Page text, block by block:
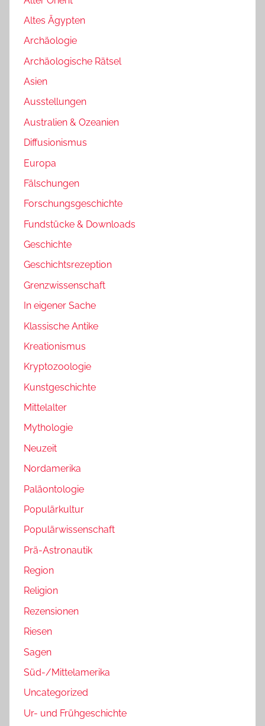
Altes Ägypten
Archäologie
Archäologische Rätsel
Asien
Ausstellungen
Australien & Ozeanien
Diffusionismus
Europa
Fälschungen
Forschungsgeschichte
Fundstücke & Downloads
Geschichte
Geschichtsrezeption
Grenzwissenschaft
In eigener Sache
Klassische Antike
Kreationismus
Kryptozoologie
Kunstgeschichte
Mittelalter
Mythologie
Neuzeit
Nordamerika
Paläontologie
Populärkultur
Populärwissenschaft
Prä-Astronautik
Region
Religion
Rezensionen
Riesen
Sagen
Süd-/Mittelamerika
Uncategorized
Ur- und Frühgeschichte